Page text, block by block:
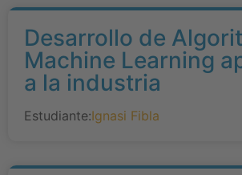
Desarrollo de
Machine Learning
a la industria
Estudiante:Ignasi Fibla